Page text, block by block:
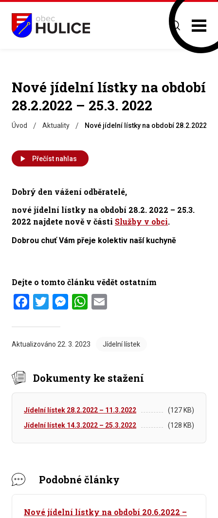
Nové jídelní lístky na období
28.2.2022 – 25.3. 2022
Úvod / Aktuality / Nové jídelní lístky na období 28.2.2022 –
Přečíst nahlas
Dobrý den vážení odběratelé,
nové jídelní lístky na období 28.2. 2022 – 25.3.
2022 najdete nově v části Služby v obci.
Dobrou chuť Vám přeje kolektiv naší kuchyně
Dejte o tomto článku vědět ostatním
Facebook
Twitter
Messenger
WhatsApp
Aktualizováno 22. 3. 2023 Jídelní lístek
Dokumenty ke stažení
Jídelní lístek 28.2.2022 – 11.3.2022
(127 KB)
Jídelní lístek 14.3.2022 – 25.3.2022
(128 KB)
Podobné články
Nové jídelní lístky na období 20.6.2022 –